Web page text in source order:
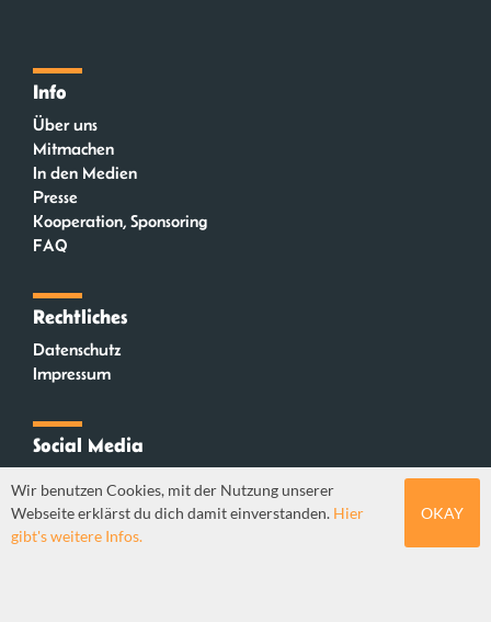
Info
Über uns
Mitmachen
In den Medien
Presse
Kooperation, Sponsoring
FAQ
Rechtliches
Datenschutz
Impressum
Social Media
Mastodon
Wir benutzen Cookies, mit der Nutzung unserer
Webseite erklärst du dich damit einverstanden. Hier
gibt's weitere Infos.
OKAY